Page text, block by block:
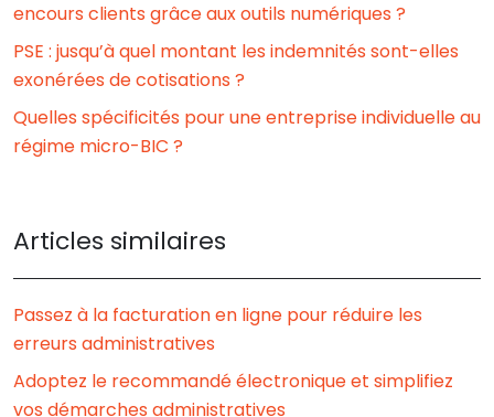
encours clients grâce aux outils numériques ?
PSE : jusqu’à quel montant les indemnités sont-elles
exonérées de cotisations ?
Quelles spécificités pour une entreprise individuelle au
régime micro-BIC ?
Articles similaires
Passez à la facturation en ligne pour réduire les
erreurs administratives
Adoptez le recommandé électronique et simplifiez
vos démarches administratives